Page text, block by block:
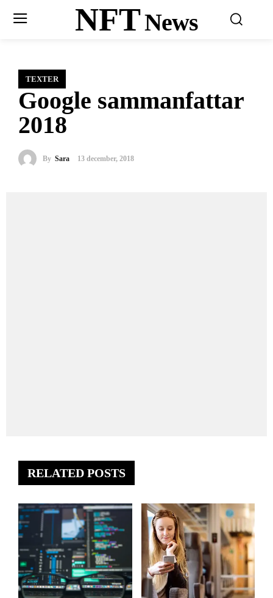
NFTNews
TEXTER
Google sammanfattar
2018
By Sara 13 december, 2018
RELATED POSTS